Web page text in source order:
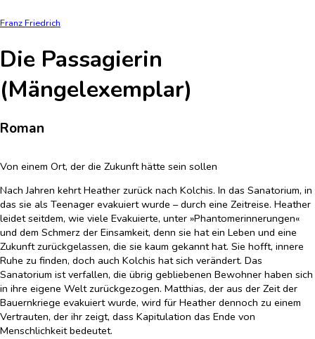
Franz Friedrich
Die Passagierin
(Mängelexemplar)
Roman
Von einem Ort, der die Zukunft hätte sein sollen
Nach Jahren kehrt Heather zurück nach Kolchis. In das Sanatorium, in
das sie als Teenager evakuiert wurde – durch eine Zeitreise. Heather
leidet seitdem, wie viele Evakuierte, unter »Phantomerinnerungen«
und dem Schmerz der Einsamkeit, denn sie hat ein Leben und eine
Zukunft zurückgelassen, die sie kaum gekannt hat. Sie hofft, innere
Ruhe zu finden, doch auch Kolchis hat sich verändert. Das
Sanatorium ist verfallen, die übrig gebliebenen Bewohner haben sich
in ihre eigene Welt zurückgezogen. Matthias, der aus der Zeit der
Bauernkriege evakuiert wurde, wird für Heather dennoch zu einem
Vertrauten, der ihr zeigt, dass Kapitulation das Ende von
Menschlichkeit bedeutet.